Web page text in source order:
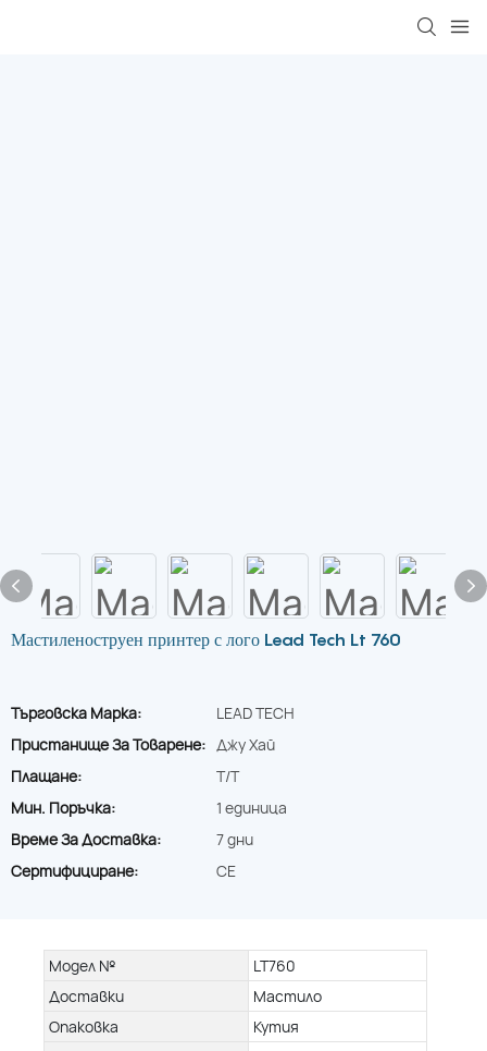
Мастиленоструен принтер с лого Lead Tech Lt 760
Търговска Марка:
LEAD TECH
Пристанище За Товарене: Джу Хай
Плащане:
T/T
Мин. Поръчка:
1 единица
Време За Доставка:
7 дни
Сертифициране:
CE
Модел №
LT760
Доставки
Мастило
Опаковка
Кутия